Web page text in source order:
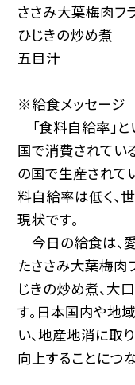
ささみ大葉梅肉フ
ひじきの炒め煮
五目汁
※給食メッセージ
「食料自給率」
国で消費されてい
の国で生産されて
料自給率は低く、
現状です。
今日の給食は、
たささみ大葉梅肉
じきの炒め煮、大
す。日本国内や地
い、地産地消に取
向上することにつ